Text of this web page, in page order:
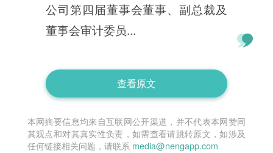
公司第四届董事会董事、副总裁及
董事会审计委员...
查看原文
本网摘要信息均来自互联网公开渠道，并不代表本网赞同
其观点和对其真实性负责，如需查看请跳转原文，如涉及
任何链接相关问题，请联系 media@nengapp.com